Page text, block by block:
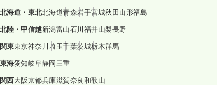
北海道・東北北海道青森岩手宮城秋田山形福島
北陸・甲信越新潟富山石川福井山梨長野
関東東京神奈川埼玉千葉茨城栃木群馬
東海愛知岐阜静岡三重
関西大阪京都兵庫滋賀奈良和歌山